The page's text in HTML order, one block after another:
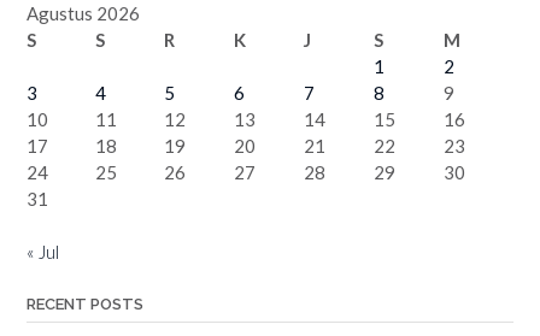
Agustus 2026
S
S R K J S
M
1
2
3
4 5 6 7 8
9
10
11 12 13 14 15
16
17
18 19 20 21 22
23
24
25 26 27 28 29
30
31
« Jul
RECENT POSTS